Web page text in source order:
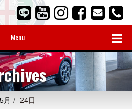
Menu
5月 24日